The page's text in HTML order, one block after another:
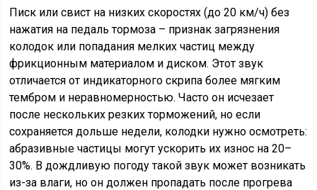
Писк или свист на низких скоростях (до 20 км/ч) без
нажатия на педаль тормоза – признак загрязнения
колодок или попадания мелких частиц между
фрикционным материалом и диском. Этот звук
отличается от индикаторного скрипа более мягким
тембром и неравномерностью. Часто он исчезает
после нескольких резких торможений, но если
сохраняется дольше недели, колодки нужно осмотреть:
абразивные частицы могут ускорить их износ на 20–
30%. В дождливую погоду такой звук может возникать
из-за влаги, но он должен пропадать после прогрева